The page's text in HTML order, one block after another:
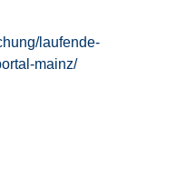
laufende-
mainz/